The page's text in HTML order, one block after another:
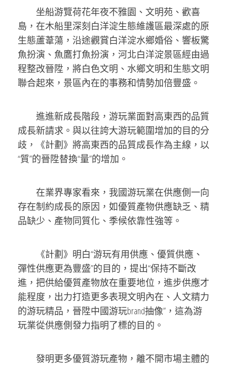
坐船游覽荷花年夜不雅園、文明苑、歡喜
島，在木船里深刻白洋淀生態維護區最深處的原
生態蘆葦蕩，沿途觀賞白洋淀水鄉婚俗、響板驚
魚扮演、魚鷹打魚扮演，河北白洋淀景區經由過
程整改晉陞，將白色文明、水鄉文明和生態文明
聯合起來，景區內在的事務和情勢加倍豐盛。
進進新成長階段，游玩業面對高東西的品質
成長新請求。與以往誇大游玩範圍增加的目的分
歧，《計劃》將高東西的品質成長作為主線，以
“質”的晉陞替換“量”的增加。
在業界專家看來，我國游玩業在供應側一向
存在制約成長的原因，如優質產物供應缺乏、精
品缺少、產物同質化、季候依靠性強等。
《計劃》明白“游玩有用供應、優質供應、
彈性供應更為豐盛”的目的，提出“保持不斷改
進，把供給優質產物放在重要地位，進步供應才
能程度，出力打造更多表現文明內在、人文精力
的游玩精品，晉陞中國游玩brand抽像”，這為游
玩業從供應側發力指明了標的目的。
發明更多優質游玩產物，離不開市場主體的